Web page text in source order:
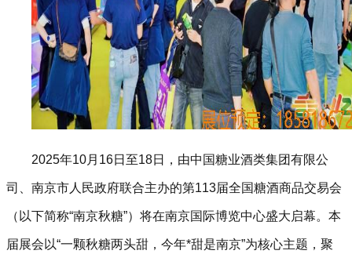
2025年10月16日至18日‌，由中国糖业酒类集团有限公
司、南京市人民政府联合主办的第113届全国糖酒商品交易会
（以下简称“南京秋糖”）将在南京国际博览中心盛大启幕。本
届展会以‌“一颗秋糖两头甜，今年*甜是南京”‌为核心主题，聚